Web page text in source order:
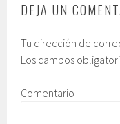
DEJA UN
Tu dirección de
Los campos
Comentario